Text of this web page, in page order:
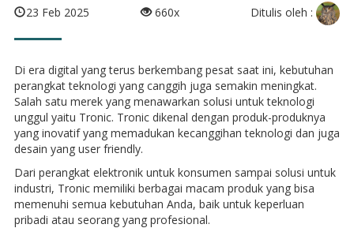
23 Feb 2025 660x Ditulis oleh :
Di era digital yang terus berkembang pesat saat ini, kebutuhan
perangkat teknologi yang canggih juga semakin meningkat.
Salah satu merek yang menawarkan solusi untuk teknologi
unggul yaitu Tronic. Tronic dikenal dengan produk-produknya
yang inovatif yang memadukan kecanggihan teknologi dan juga
desain yang user friendly.
Dari perangkat elektronik untuk konsumen sampai solusi untuk
industri, Tronic memiliki berbagai macam produk yang bisa
memenuhi semua kebutuhan Anda, baik untuk keperluan
pribadi atau seorang yang profesional.